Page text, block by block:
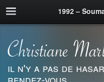
1992 –
il n'y a pas de